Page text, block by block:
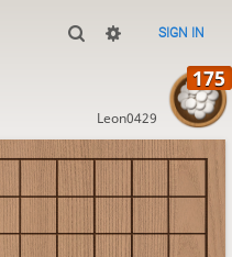
SIGN IN
Leon0429